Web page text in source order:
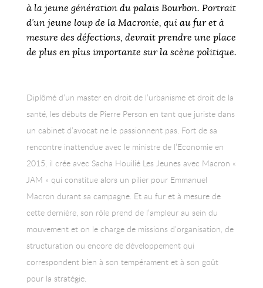
à la jeune génération du palais Bourbon. Portrait
d’un jeune loup de la Macronie, qui au fur et à
mesure des défections, devrait prendre une place
de plus en plus importante sur la scène politique.
Diplômé d’un master en droit de l’urbanisme et droit de la
santé, les débuts de Pierre Person en tant que juriste dans
un cabinet d’avocat ne le passionnent pas. Fort de sa
rencontre inattendue avec le ministre de l’Economie en
2015, il crée avec Sacha Houilié Les Jeunes avec Macron «
JAM » qui constitue alors un pilier pour Emmanuel
Macron durant sa campagne. Et au fur et à mesure de
cette dernière, son rôle prend de l’ampleur au sein du
mouvement et on le charge de missions d’organisation, de
structuration ou encore de développement qui
correspondent bien à son tempérament et à son goût
pour la stratégie.